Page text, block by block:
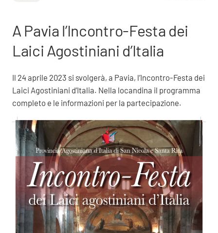
A Pavia l’Incontro-Festa dei
Laici Agostiniani d’Italia
Il 24 aprile 2023 si svolgerà, a Pavia, l’Incontro-Festa dei
Laici Agostiniani d’Italia. Nella locandina il programma
completo e le informazioni per la partecipazione.